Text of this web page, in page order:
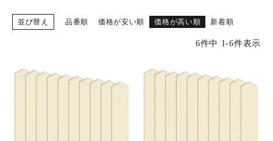
お問い合わせ
並び替え 品番順 価格が安い順 価格が高い順 新着順
6件中 1-6件表示